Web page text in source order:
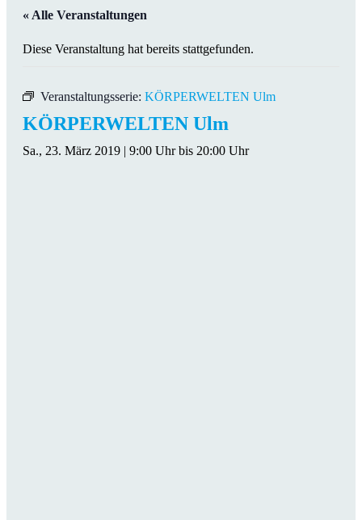
« Alle Veranstaltungen
Diese Veranstaltung hat bereits stattgefunden.
Veranstaltungsserie: KÖRPERWELTEN Ulm
KÖRPERWELTEN Ulm
Sa., 23. März 2019 | 9:00 Uhrbis 20:00 Uhr